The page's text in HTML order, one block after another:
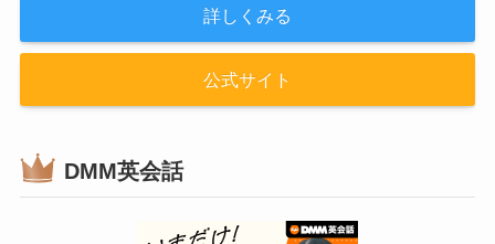
詳しくみる
公式サイト
DMM英会話